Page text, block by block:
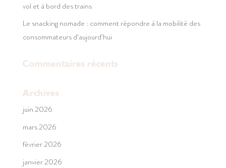
vol et à bord des trains
Le snacking nomade : comment répondre à la mobilité des
consommateurs d’aujourd’hui
Commentaires récents
Archives
juin 2026
mars 2026
février 2026
janvier 2026